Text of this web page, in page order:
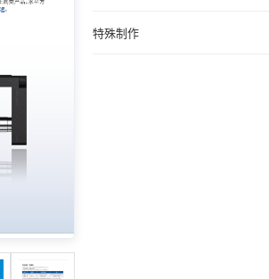
特殊制作